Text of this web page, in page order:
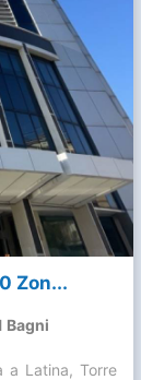
Zon...
Bagni
a Latina, Torre